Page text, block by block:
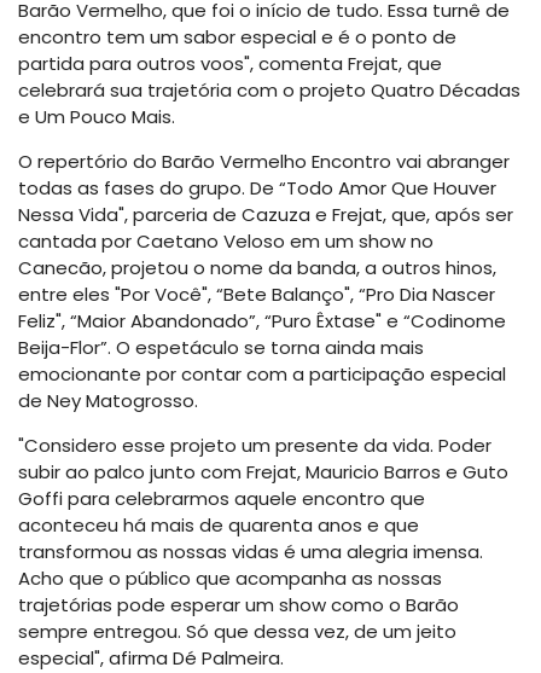
Barão Vermelho, que foi o início de tudo. Essa turnê de
encontro tem um sabor especial e é o ponto de
partida para outros voos", comenta Frejat, que
celebrará sua trajetória com o projeto Quatro Décadas
e Um Pouco Mais.
O repertório do Barão Vermelho Encontro vai abranger
todas as fases do grupo. De “Todo Amor Que Houver
Nessa Vida", parceria de Cazuza e Frejat, que, após ser
cantada por Caetano Veloso em um show no
Canecão, projetou o nome da banda, a outros hinos,
entre eles "Por Você", “Bete Balanço", “Pro Dia Nascer
Feliz", “Maior Abandonado”, “Puro Êxtase" e “Codinome
Beija-Flor”. O espetáculo se torna ainda mais
emocionante por contar com a participação especial
de Ney Matogrosso.
"Considero esse projeto um presente da vida. Poder
subir ao palco junto com Frejat, Mauricio Barros e Guto
Goffi para celebrarmos aquele encontro que
aconteceu há mais de quarenta anos e que
transformou as nossas vidas é uma alegria imensa.
Acho que o público que acompanha as nossas
trajetórias pode esperar um show como o Barão
sempre entregou. Só que dessa vez, de um jeito
especial", afirma Dé Palmeira.